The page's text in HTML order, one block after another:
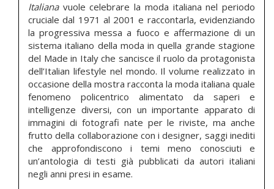
Italianavuole celebrare la moda italiana nel periodo
cruciale dal 1971 al 2001 e raccontarla, evidenziando
la progressiva messa a fuoco e affermazione di un
sistema italiano della moda in quella grande stagione
del Made in Italy che sancisce il ruolo da protagonista
dell’Italian lifestyle nel mondo. Il volume realizzato in
occasione della mostra racconta la moda italiana quale
fenomeno policentrico alimentato da saperi e
intelligenze diversi, con un importante apparato di
immagini di fotografi nate per le riviste, ma anche
frutto della collaborazione con i designer, saggi inediti
che approfondiscono i temi meno conosciuti e
un’antologia di testi già pubblicati da autori italiani
negli anni presi in esame.